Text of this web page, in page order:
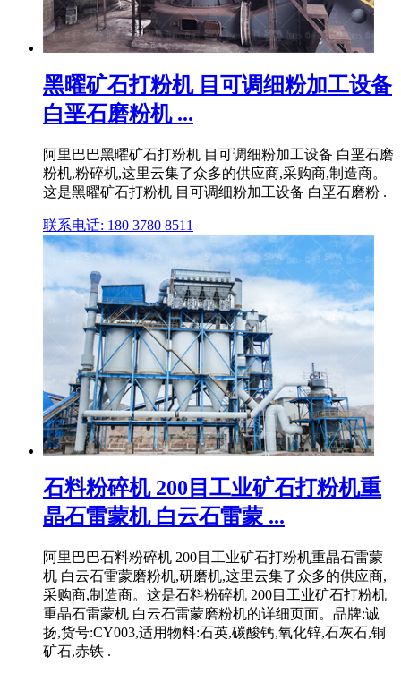
黑曜矿石打粉机 目可调细粉加工设备
白垩石磨粉机 ...
阿里巴巴黑曜矿石打粉机 目可调细粉加工设备 白垩石磨
粉机,粉碎机,这里云集了众多的供应商,采购商,制造商。
这是黑曜矿石打粉机 目可调细粉加工设备 白垩石磨粉 .
联系电话: 180 3780 8511
石料粉碎机 200目工业矿石打粉机重
晶石雷蒙机 白云石雷蒙 ...
阿里巴巴石料粉碎机 200目工业矿石打粉机重晶石雷蒙
机 白云石雷蒙磨粉机,研磨机,这里云集了众多的供应商,
采购商,制造商。这是石料粉碎机 200目工业矿石打粉机
重晶石雷蒙机 白云石雷蒙磨粉机的详细页面。品牌:诚
扬,货号:CY003,适用物料:石英,碳酸钙,氧化锌,石灰石,铜
矿石,赤铁 .